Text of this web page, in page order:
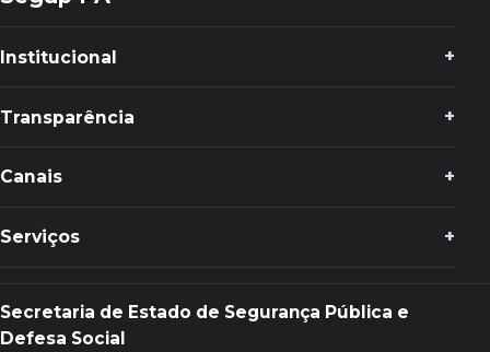
Institucional
Transparência
Canais
Serviços
Secretaria de Estado de Segurança Pública e
Defesa Social